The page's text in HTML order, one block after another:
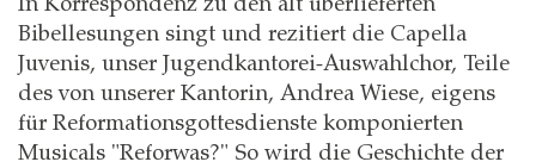
Bibellesungen singt und rezitiert die Capella
Juvenis, unser Jugendkantorei-Auswahlchor, Teile
des von unserer Kantorin, Andrea Wiese, eigens
für Reformationsgottesdienste komponierten
Musicals "Reforwas?" So wird die Geschichte der